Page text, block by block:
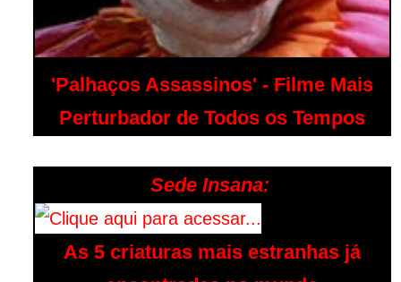
'Palhaços Assassinos' - Filme Mais
Perturbador de Todos os Tempos
Sede Insana:
As 5 criaturas mais estranhas já